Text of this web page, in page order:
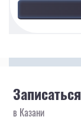
в Казани